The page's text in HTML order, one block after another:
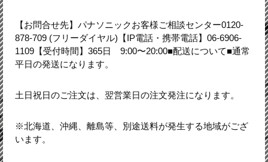
【お問合せ先】パナソニックお客様ご相談センター0120-
878-709 (フリーダイヤル)【IP電話・携帯電話】06-6906-
1109【受付時間】365日 9:00〜20:00■配送について■通常
平日の発送になります。
土日祝日のご注文は、翌営業日の注文発注になります。
※北海道、沖縄、離島等、別途送料が発生する地域がござ
います。